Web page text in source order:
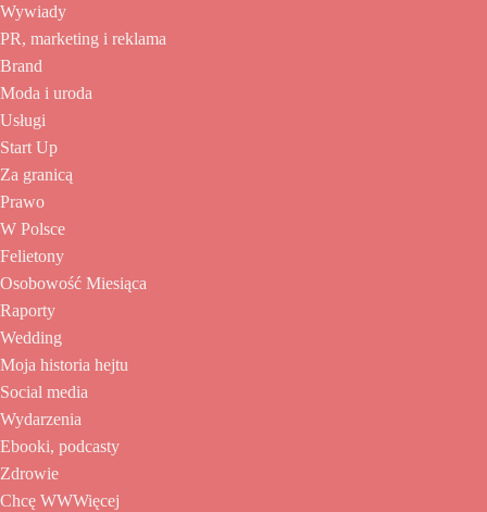
Wywiady
PR, marketing i reklama
Brand
Moda i uroda
Usługi
Start Up
Za granicą
Prawo
W Polsce
Felietony
Osobowość Miesiąca
Raporty
Wedding
Moja historia hejtu
Social media
Wydarzenia
Ebooki, podcasty
Zdrowie
Chcę WWWięcej